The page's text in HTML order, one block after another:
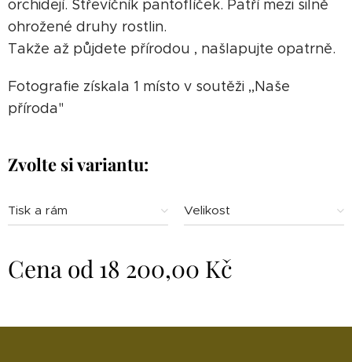
orchidejí. Střevíčník pantoflíček. Patří mezi silně
ohrožené druhy rostlin.
Takže až půjdete přírodou , našlapujte opatrně.
Fotografie získala 1 místo v soutěži ,,Naše
příroda"
Zvolte si variantu:
Tisk a rám Velikost
Cena od 18 200,00 Kč